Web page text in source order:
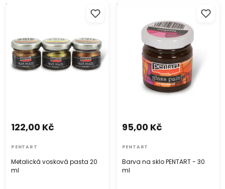
Metalická vosková pasta 20
Metalická vosková pasta 20
ml
122,00 Kč
PENTART
Barva na sklo PENTART - 30
Barva na sklo PENTART - 30
ml
95,00 Kč
PENTART